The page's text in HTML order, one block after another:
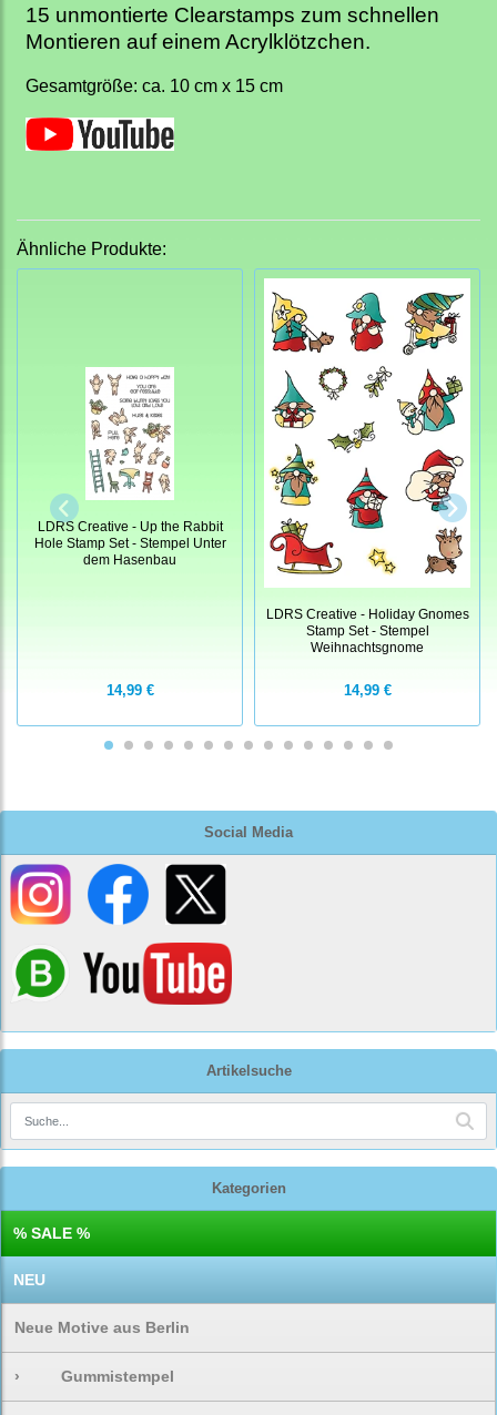
Social Media
Artikelsuche
Kategorien
% SALE %
NEU
Neue Motive aus Berlin
› Gummistempel
15 unmontierte Clearstamps zum schnellen
Montieren auf einem Acrylklötzchen.
Gesamtgröße: ca. 10 cm x 15 cm
Ähnliche Produkte:
LDRS Creative - Up the Rabbit
Hole Stamp Set - Stempel Unter
dem Hasenbau
14,99 €
LDRS Creative - Holiday Gnomes
Stamp Set - Stempel
Weihnachtsgnome
14,99 €